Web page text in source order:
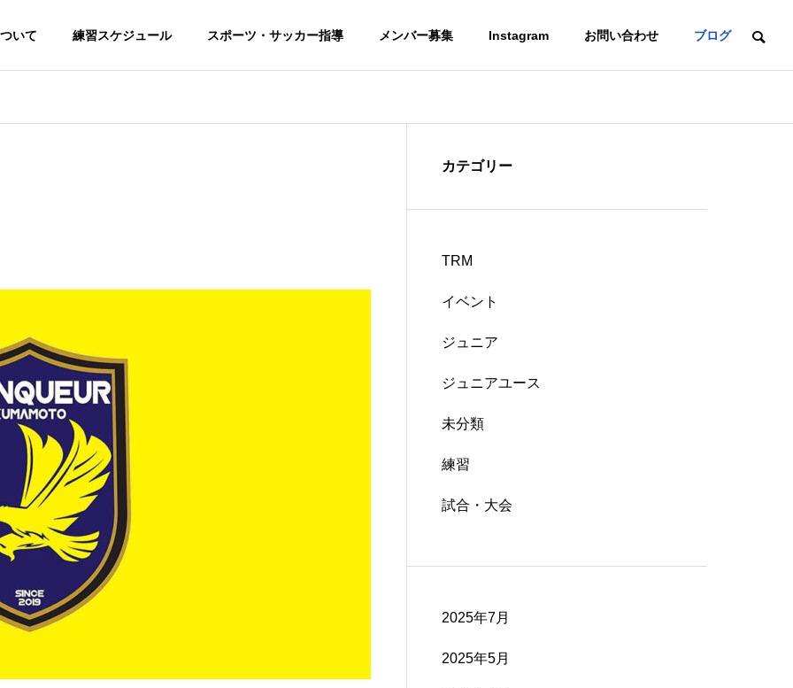
いて 練習スケジュール スポーツ・サッカー指導 メンバー募集 Instagram お問い合わせ ブログ
カテゴリー
TRM
イベント
ジュニア
ジュニアユース
未分類
練習
試合・大会
2025年7月
2025年5月